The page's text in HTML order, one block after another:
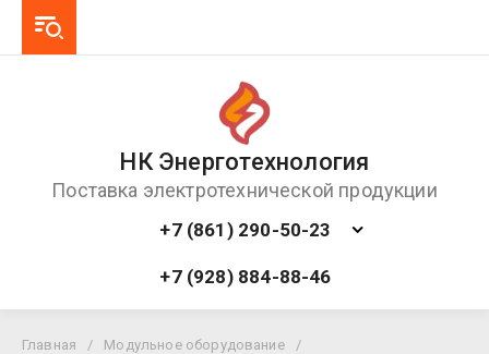
НК Энерготехнология
Поставка электротехнической продукции
+7 (861) 290-50-23
+7 (928) 884-88-46
Главная / Модульное оборудование
/